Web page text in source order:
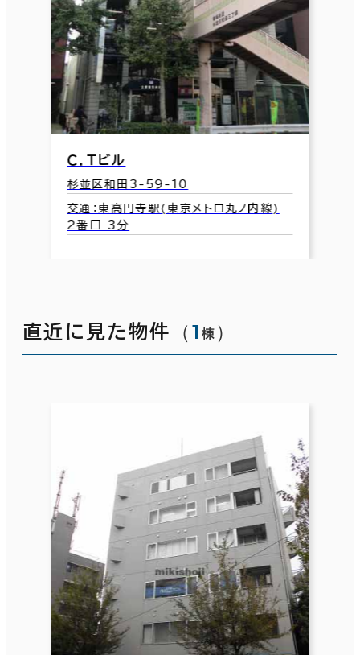
Ｃ．Ｔビル
杉並区和田3-59-10
交通：東高円寺駅(東京メトロ丸ノ内線)
2番口 3分
直近に見た物件 （1 棟 ）